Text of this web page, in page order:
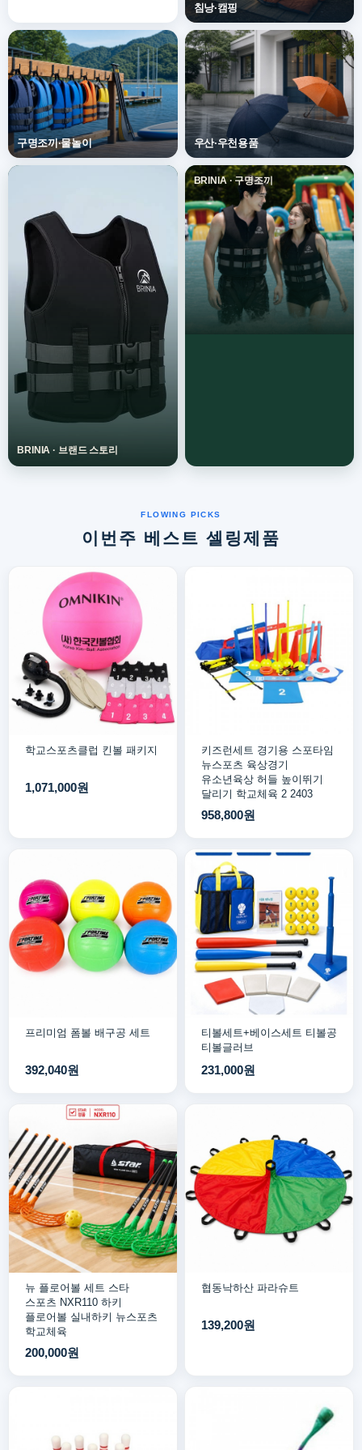
이번주 베스트 셀링제품
학교스포츠클럽 킨볼 패키지
1,071,000원
키즈런세트 경기용 스포타임
뉴스포츠 육상경기
유소년육상 허들 높이뛰기
달리기 학교체육 2 2403
958,800원
프리미엄 폼볼 배구공 세트
392,040원
티볼세트+베이스세트 티볼공
티볼글러브
231,000원
뉴 플로어볼 세트 스타
스포츠 NXR110 하키
플로어볼 실내하키 뉴스포츠
학교체육
200,000원
협동낙하산 파라슈트
139,200원